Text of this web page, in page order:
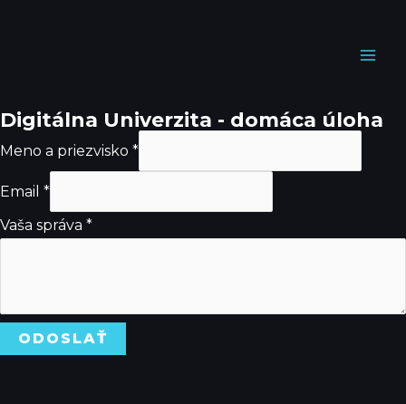
Digitálna Univerzita - domáca úloha
Meno a priezvisko *
Email *
Vaša správa *
ODOSLAŤ